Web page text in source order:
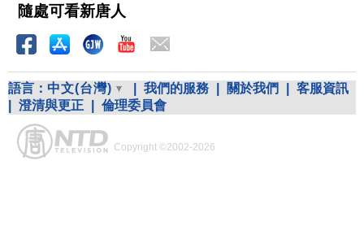
隨處可看新唐人
語言： 中文(台灣) 我們的服務 關於我們
客服資訊
澄清與更正 倫理委員會
Copyright ©2002-2026